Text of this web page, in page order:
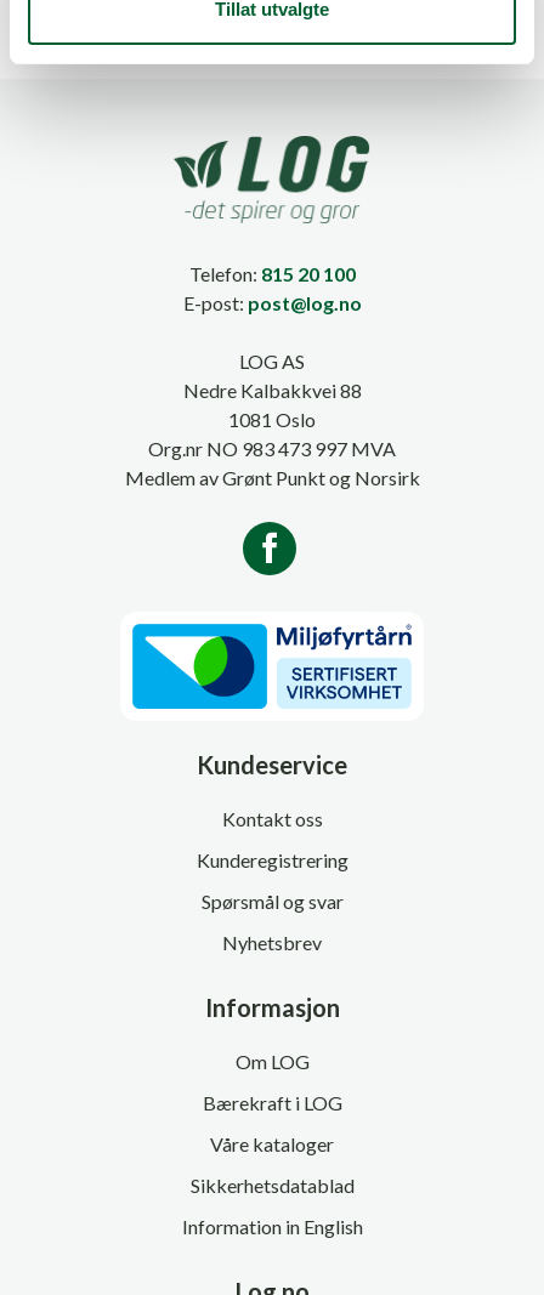
Tillat utvalgte
Telefon: 815 20 100
E-post: post@log.no
LOG AS
Nedre Kalbakkvei 88
1081 Oslo
Org.nr NO 983 473 997 MVA
Medlem av Grønt Punkt og Norsirk
Kundeservice
Kontakt oss
Kunderegistrering
Spørsmål og svar
Nyhetsbrev
Informasjon
Om LOG
Bærekraft i LOG
Våre kataloger
Sikkerhetsdatablad
Information in English